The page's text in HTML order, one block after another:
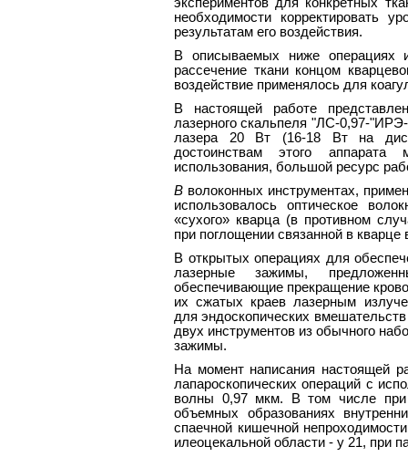
необходимости корректировать
результатам его воздействия.
В описываемых ниже операциях
рассечение ткани концом
воздействие применялось для
В настоящей работе
лазерного скальпеля "ЛС-0,97-
лазера 20 Вт (16-18 Вт на
достоинствам этого
использования, большой ресурс
В волоконных инструментах,
использовалось оптическое
«сухого» кварца (в противном
при поглощении связанной в кварце
В открытых операциях для
лазерные зажимы,
обеспечивающие прекращение
их сжатых краев лазерным
для эндоскопических
двух инструментов из обычного
зажимы.
На момент написания
лапароскопических операций с
волны 0,97 мкм. В том числе
объемных образованиях
спаечной кишечной
илеоцекальной области - у 21, при